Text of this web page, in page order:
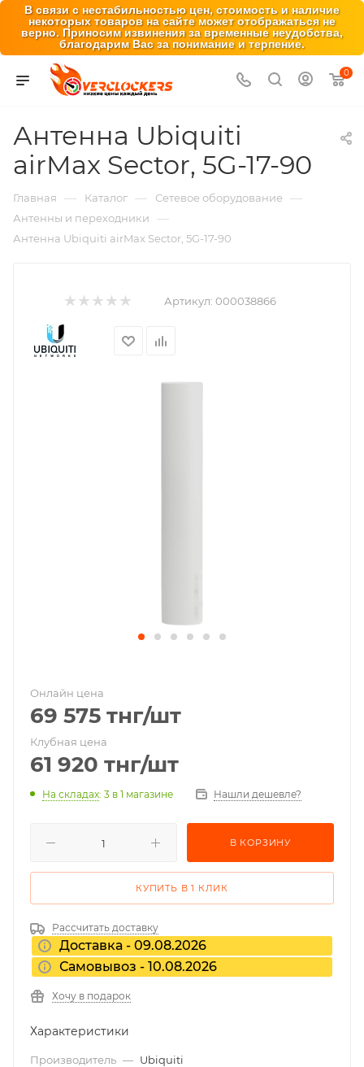
В связи с нестабильностью цен, стоимость и наличие
некоторых товаров на сайте может отображаться не
верно. Приносим извинения за временные неудобства,
благодарим Вас за понимание и терпение.
0
Антенна Ubiquiti
airMax Sector, 5G-17-90
Главная — Каталог — Сетевое оборудование —
Антенны и переходники —
Антенна Ubiquiti airMax Sector, 5G-17-90
Артикул: 000038866
Онлайн цена
69 575 тнг/шт
Клубная цена
61 920 тнг/шт
На складах: 3 в 1 магазине Нашли дешевле?
В КОРЗИНУ
КУПИТЬ В 1 КЛИК
Рассчитать доставку
Доставка - 09.08.2026
Самовывоз - 10.08.2026
Хочу в подарок
Характеристики
Производитель — Ubiquiti